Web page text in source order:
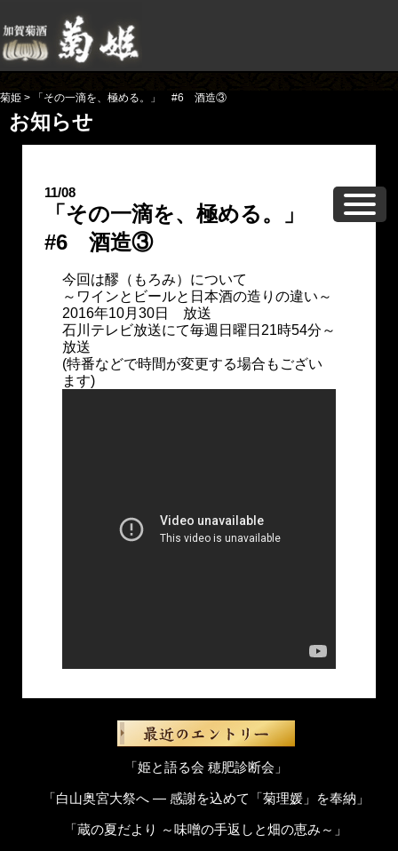
菊姫 > 「その一滴を、極める。」 #6 酒造③
お知らせ
11/08
「その一滴を、極める。」
#6 酒造③
今回は醪（もろみ）について
～ワインとビールと日本酒の造りの違い～
2016年10月30日 放送
石川テレビ放送にて毎週日曜日21時54分～
放送
(特番などで時間が変更する場合もござい
ます)
「姫と語る会 穂肥診断会」
「白山奥宮大祭へ ― 感謝を込めて「菊理媛」を奉納」
「蔵の夏だより ～味噌の手返しと畑の恵み～」